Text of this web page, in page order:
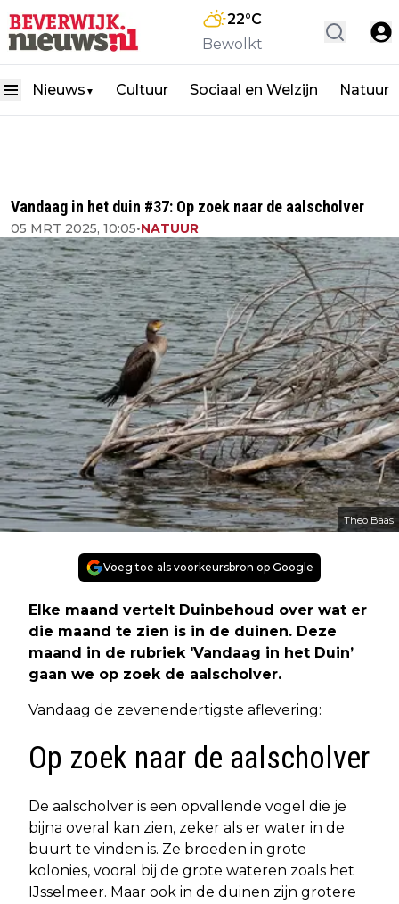
22°C
Bewolkt
Nieuws ▼ Cultuur Sociaal en Welzijn Natuur
Vandaag in het duin #37: Op zoek naar de aalscholver
05 MRT 2025, 10:05•NATUUR
Theo Baas
Voeg toe als voorkeursbron op Google
Elke maand vertelt Duinbehoud over wat er
die maand te zien is in de duinen. Deze
maand in de rubriek 'Vandaag in het Duin’
gaan we op zoek de aalscholver.
Vandaag de zevenendertigste aflevering:
Op zoek naar de aalscholver
De aalscholver is een opvallende vogel die je
bijna overal kan zien, zeker als er water in de
buurt te vinden is. Ze broeden in grote
kolonies, vooral bij de grote wateren zoals het
IJsselmeer. Maar ook in de duinen zijn grotere